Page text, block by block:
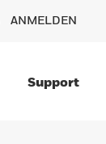
ANMELDEN
Support